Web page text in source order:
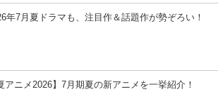
年7月夏ドラマも、注目作＆話題作が勢ぞろい！
アニメ2026】7月期夏の新アニメを一挙紹介！